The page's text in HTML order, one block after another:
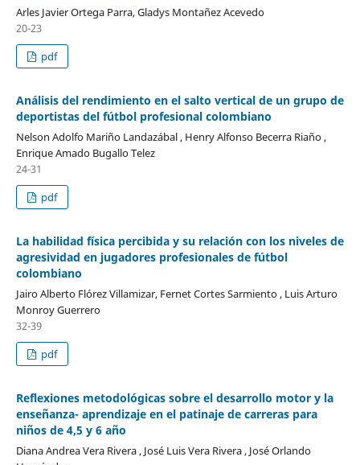
Arles Javier Ortega Parra, Gladys Montañez Acevedo
20-23
pdf
Análisis del rendimiento en el salto vertical de un grupo de
deportistas del fútbol profesional colombiano
Nelson Adolfo Mariño Landazábal , Henry Alfonso Becerra Riaño ,
Enrique Amado Bugallo Telez
24-31
pdf
La habilidad física percibida y su relación con los niveles de
agresividad en jugadores profesionales de fútbol
colombiano
Jairo Alberto Flórez Villamizar, Fernet Cortes Sarmiento , Luis Arturo
Monroy Guerrero
32-39
pdf
Reflexiones metodológicas sobre el desarrollo motor y la
enseñanza- aprendizaje en el patinaje de carreras para
niños de 4,5 y 6 año
Diana Andrea Vera Rivera , José Luis Vera Rivera , José Orlando